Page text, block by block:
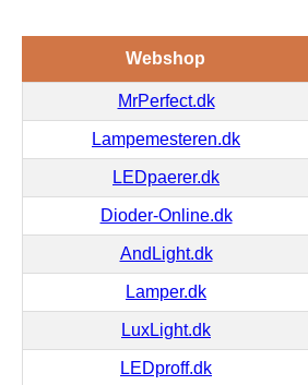
Webshop
MrPerfect.dk
Lampemesteren.dk
LEDpaerer.dk
Dioder-Online.dk
AndLight.dk
Lamper.dk
LuxLight.dk
LEDproff.dk